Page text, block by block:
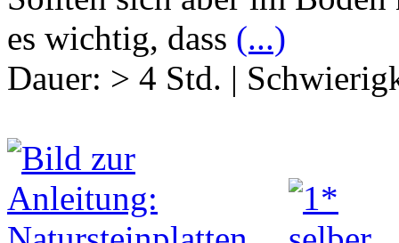
es wichtig, dass (...)
Dauer: > 4 Std. |